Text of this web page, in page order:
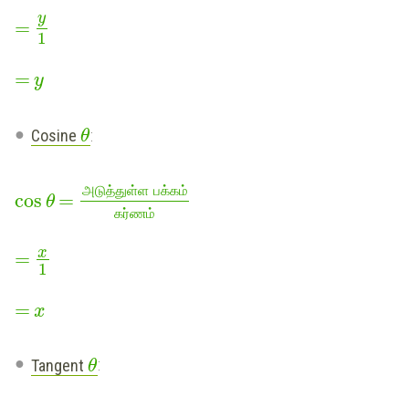
= y
1
= y
Cosine θ:
cos θ = அடுத்துள்ள பக்கம்
கர்ணம்
= x
1
= x
Tangent θ: